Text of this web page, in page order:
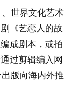
世界文化艺术
《艺恋人的故
成剧本，或拍
过剪辑编入网
版向海内外推